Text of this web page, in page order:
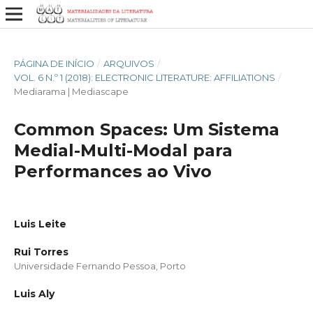
PÁGINA DE INÍCIO / ARQUIVOS /
VOL. 6 N.º 1 (2018): ELECTRONIC LITERATURE: AFFILIATIONS /
Mediarama | Mediascape
Common Spaces: Um Sistema
Medial-Multi-Modal para
Performances ao Vivo
Luis Leite
Rui Torres
Universidade Fernando Pessoa, Porto
Luis Aly